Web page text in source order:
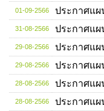
01-09-2566 ประกาศแผ
31-08-2566 ประกาศแผ
29-08-2566 ประกาศแผ
29-08-2566 ประกาศแผ
28-08-2566 ประกาศแผ
28-08-2566 ประกาศแผ